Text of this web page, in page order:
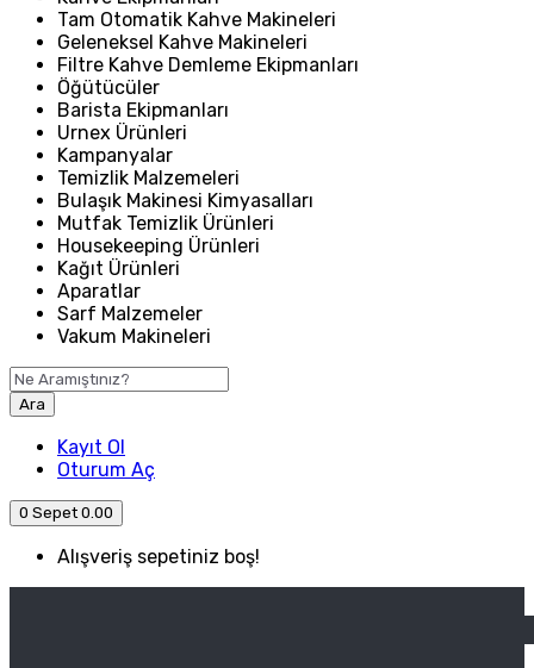
Tam Otomatik Kahve Makineleri
Geleneksel Kahve Makineleri
Filtre Kahve Demleme Ekipmanları
Öğütücüler
Barista Ekipmanları
Urnex Ürünleri
Kampanyalar
Temizlik Malzemeleri
Bulaşık Makinesi Kimyasalları
Mutfak Temizlik Ürünleri
Housekeeping Ürünleri
Kağıt Ürünleri
Aparatlar
Sarf Malzemeler
Vakum Makineleri
Ara
Kayıt Ol
Oturum Aç
0 Sepet 0.00
Alışveriş sepetiniz boş!